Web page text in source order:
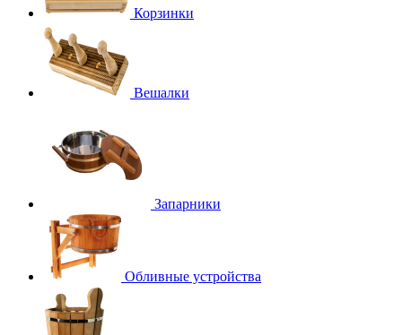
Корзинки
Вешалки
Запарники
Обливные устройства